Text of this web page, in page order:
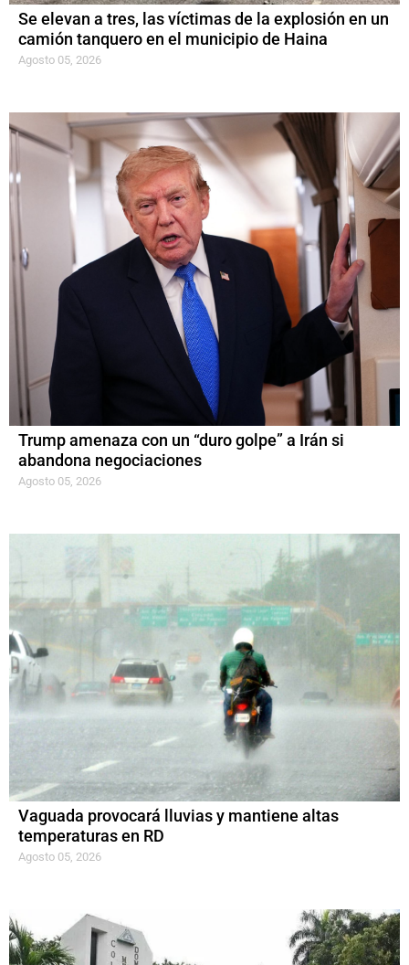
Se elevan a tres, las víctimas de la explosión en un
camión tanquero en el municipio de Haina
Agosto 05, 2026
Trump amenaza con un “duro golpe” a Irán si
abandona negociaciones
Agosto 05, 2026
Vaguada provocará lluvias y mantiene altas
temperaturas en RD
Agosto 05, 2026